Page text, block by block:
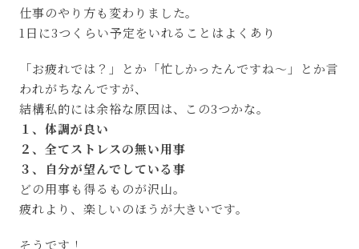
仕事のやり方も変わりました。
1日に3つくらい予定をいれることはよくあり
「お疲れでは？」とか「忙しかったんですね～」とか言
われがちなんですが、
結構私的には余裕な原因は、この3つかな。
１、体調が良い
２、全てストレスの無い用事
３、自分が望んでしている事
どの用事も得るものが沢山。
疲れより、楽しいのほうが大きいです。
そうです！